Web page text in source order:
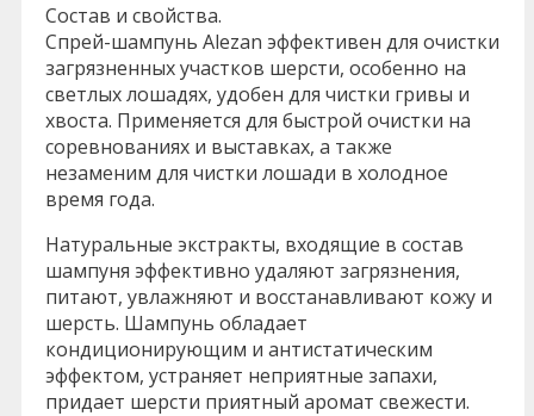
Состав и свойства.
Спрей-шампунь Alezan эффективен для очистки
загрязненных участков шерсти, особенно на
светлых лошадях, удобен для чистки гривы и
хвоста. Применяется для быстрой очистки на
соревнованиях и выставках, а также
незаменим для чистки лошади в холодное
время года.
Натуральные экстракты, входящие в состав
шампуня эффективно удаляют загрязнения,
питают, увлажняют и восстанавливают кожу и
шерсть. Шампунь обладает
кондиционирующим и антистатическим
эффектом, устраняет неприятные запахи,
придает шерсти приятный аромат свежести.